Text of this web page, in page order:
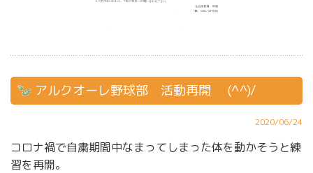
アルクオーレ野球部 活動再開 (^^)/
2020/06/24
コロナ禍で自粛期間中なまってしまった体を動かそうと練
習を再開。